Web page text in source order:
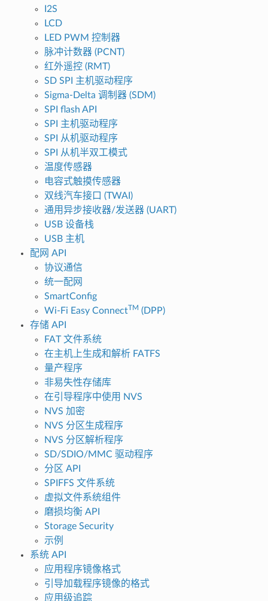
I2S
LCD
LED PWM 控制器
脉冲计数器 (PCNT)
红外遥控 (RMT)
SD SPI 主机驱动程序
Sigma-Delta 调制器 (SDM)
SPI flash API
SPI 主机驱动程序
SPI 从机驱动程序
SPI 从机半双工模式
温度传感器
电容式触摸传感器
双线汽车接口 (TWAI)
通用异步接收器/发送器 (UART)
USB 设备栈
USB 主机
配网 API
协议通信
统一配网
SmartConfig
Wi-Fi Easy ConnectTM (DPP)
存储 API
FAT 文件系统
在主机上生成和解析 FATFS
量产程序
非易失性存储库
在引导程序中使用 NVS
NVS 加密
NVS 分区生成程序
NVS 分区解析程序
SD/SDIO/MMC 驱动程序
分区 API
SPIFFS 文件系统
虚拟文件系统组件
磨损均衡 API
Storage Security
示例
系统 API
应用程序镜像格式
引导加载程序镜像的格式
应用级追踪